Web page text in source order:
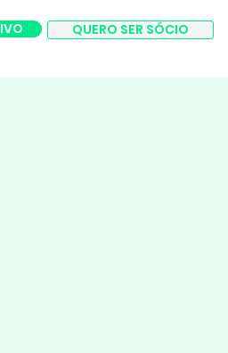
QUERO SER SÓCIO